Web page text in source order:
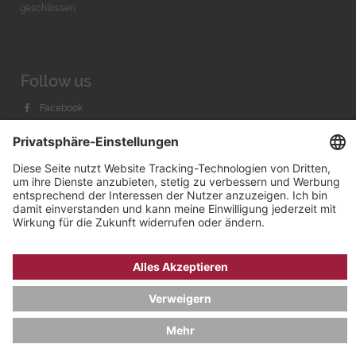
geschlossen
Follow us
Facebook
Youtube
Bachmann & Scher GmbH / Watchandco GmbH
IMPRESSUM
AGB & WIDERRUF
COOKIE-EINSTELLUNGEN